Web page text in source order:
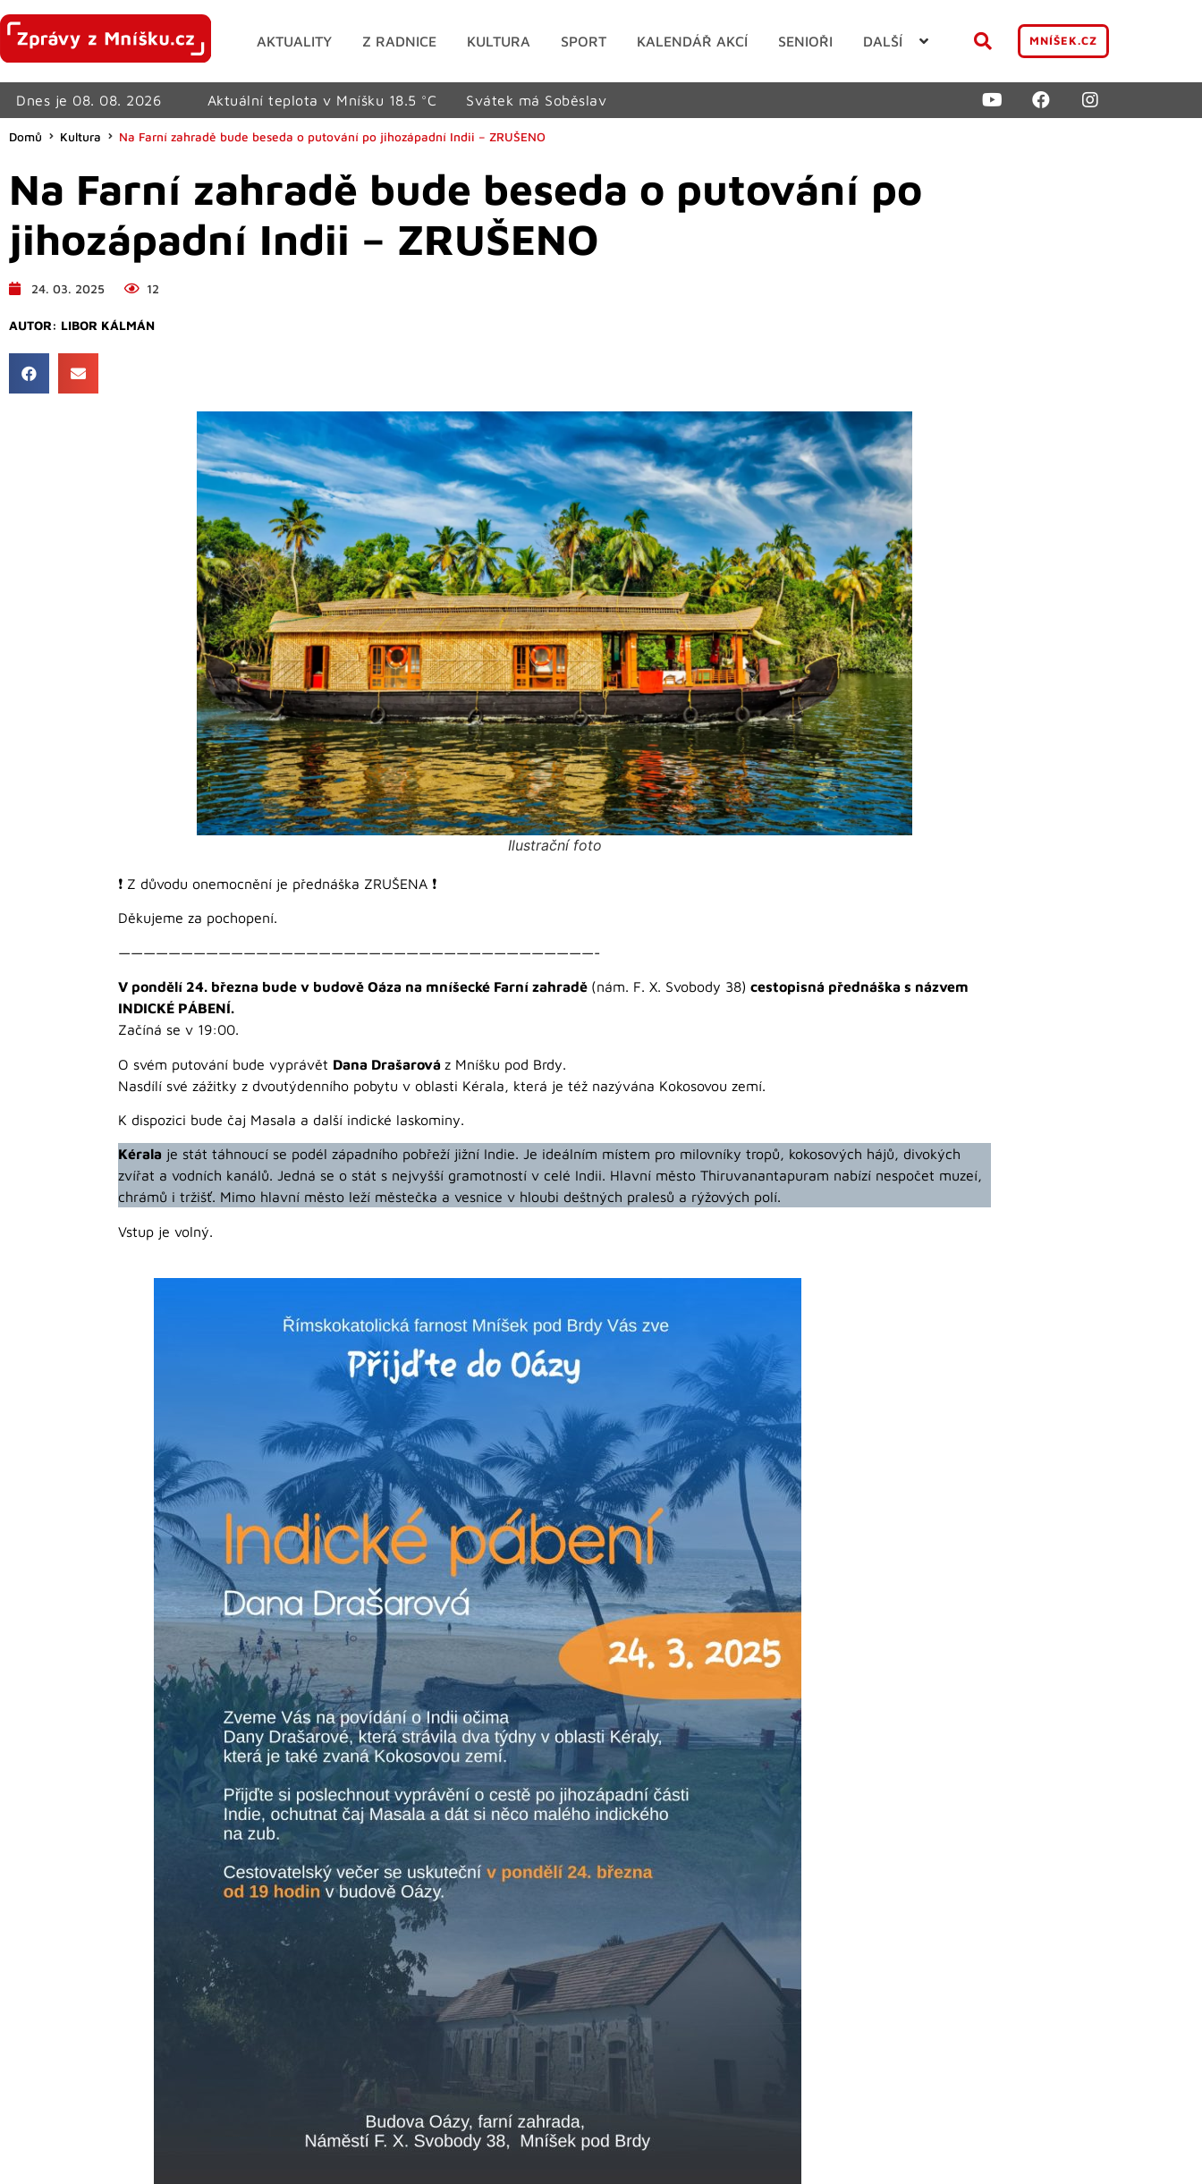
AKTUALITY Z RADNICE KULTURA SPORT KALENDÁŘ AKCÍ SENIOŘI DALŠÍ MNÍŠEK.CZ
Dnes je 08. 08. 2026 Aktuální teplota v Mníšku 18.5 °C Svátek má Soběslav
Domů Kultura Na Farní zahradě bude beseda o putování po jihozápadní Indii – ZRUŠENO
Na Farní zahradě bude beseda o putování po
jihozápadní Indii – ZRUŠENO
24. 03. 2025 12
AUTOR: LIBOR KÁLMÁN
Ilustrační foto
❗️ Z důvodu onemocnění je přednáška ZRUŠENA ❗️
Děkujeme za pochopení.
——————————————————————————————————————-
V pondělí 24. března bude v budově Oáza na mníšecké Farní zahradě (nám. F. X. Svobody 38) cestopisná přednáška s názvem
INDICKÉ PÁBENÍ.
Začíná se v 19:00.
O svém putování bude vyprávět Dana Drašarová z Mníšku pod Brdy.
Nasdílí své zážitky z dvoutýdenního pobytu v oblasti Kérala, která je též nazývána Kokosovou zemí.
K dispozici bude čaj Masala a další indické laskominy.
Kérala je stát táhnoucí se podél západního pobřeží jižní Indie. Je ideálním místem pro milovníky tropů, kokosových hájů, divokých
zvířat a vodních kanálů. Jedná se o stát s nejvyšší gramotností v celé Indii. Hlavní město Thiruvanantapuram nabízí nespočet muzeí,
chrámů i tržišť. Mimo hlavní město leží městečka a vesnice v hloubi deštných pralesů a rýžových polí.
Vstup je volný.